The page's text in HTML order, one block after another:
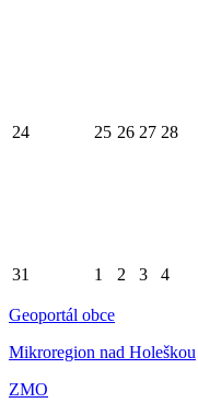
24 25 26 27 28
31
1 2 3 4
Geoportál obce
Mikroregion nad Holeškou
ZMO